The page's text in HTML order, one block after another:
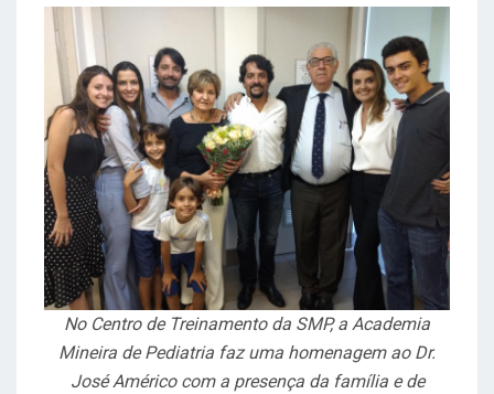
No Centro de Treinamento da SMP, a Academia
Mineira de Pediatria faz uma homenagem ao Dr.
José Américo com a presença da família e de